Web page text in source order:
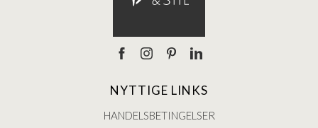
NYTTIGE LINKS
HANDELSBETINGELSER